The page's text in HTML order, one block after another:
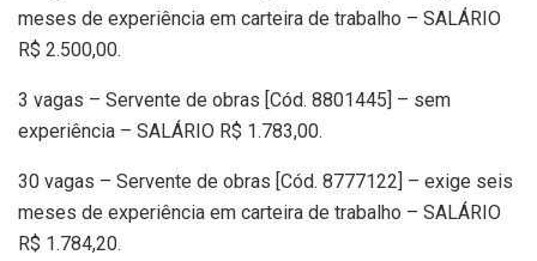
meses de experiência em carteira de trabalho – SALÁRIO
R$ 2.500,00.
3 vagas – Servente de obras [Cód. 8801445] – sem
experiência – SALÁRIO R$ 1.783,00.
30 vagas – Servente de obras [Cód. 8777122] – exige seis
meses de experiência em carteira de trabalho – SALÁRIO
R$ 1.784,20.